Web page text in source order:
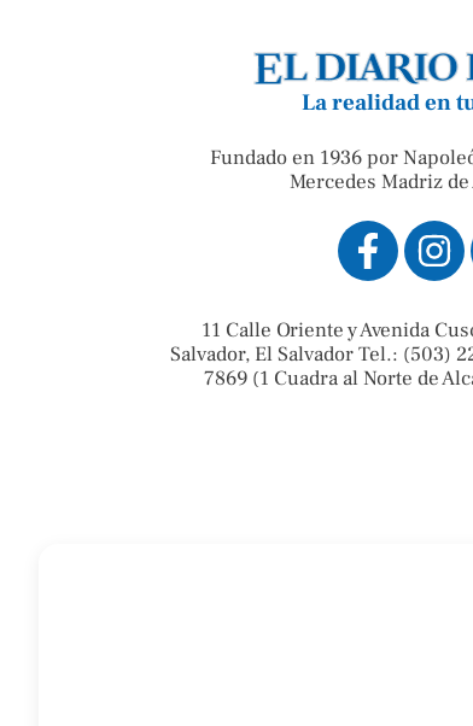
La realidad en
Fundado en 1936 por
Mercedes Madriz
11 Calle Oriente y Avenida
Salvador, El Salvador Tel.: (503)
7869 (1 Cuadra al Norte de